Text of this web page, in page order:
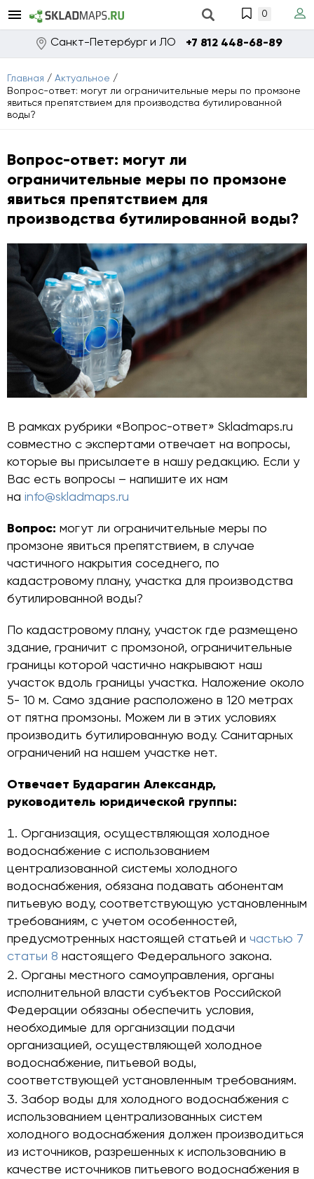
0
Санкт-Петербург и ЛО +7 812 448-68-89
Главная / Актуальное /
Вопрос-ответ: могут ли ограничительные меры по промзоне
явиться препятствием для производства бутилированной
воды?
Вопрос-ответ: могут ли
ограничительные меры по промзоне
явиться препятствием для
производства бутилированной воды?
В рамках рубрики «Вопрос-ответ» Skladmaps.ru
совместно с экспертами отвечает на вопросы,
которые вы присылаете в нашу редакцию. Если у
Вас есть вопросы – напишите их нам
на info@skladmaps.ru
Вопрос: могут ли ограничительные меры по
промзоне явиться препятствием, в случае
частичного накрытия соседнего, по
кадастровому плану, участка для производства
бутилированной воды?
По кадастровому плану, участок где размещено
здание, граничит с промзоной, ограничительные
границы которой частично накрывают наш
участок вдоль границы участка. Наложение около
5- 10 м. Само здание расположено в 120 метрах
от пятна промзоны. Можем ли в этих условиях
производить бутилированную воду. Санитарных
ограничений на нашем участке нет.
Отвечает Бударагин Александр,
руководитель юридической группы:
Организация, осуществляющая холодное
водоснабжение с использованием
централизованной системы холодного
водоснабжения, обязана подавать абонентам
питьевую воду, соответствующую установленным
требованиям, с учетом особенностей,
предусмотренных настоящей статьей и частью 7
статьи 8 настоящего Федерального закона.
Органы местного самоуправления, органы
исполнительной власти субъектов Российской
Федерации обязаны обеспечить условия,
необходимые для организации подачи
организацией, осуществляющей холодное
водоснабжение, питьевой воды,
соответствующей установленным требованиям.
Забор воды для холодного водоснабжения с
использованием централизованных систем
холодного водоснабжения должен производиться
из источников, разрешенных к использованию в
качестве источников питьевого водоснабжения в